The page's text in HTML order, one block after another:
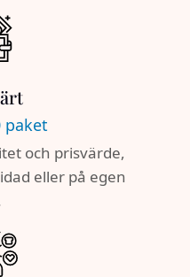
paket
och prisvärde,
eller på egen